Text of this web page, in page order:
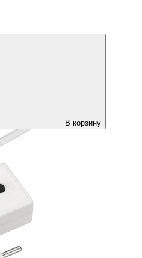
В корзину